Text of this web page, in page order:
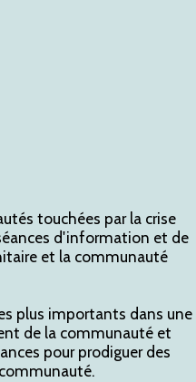
touchées par la crise
d'information et de
et la communauté
plus importants dans une
de la communauté et
pour prodiguer des